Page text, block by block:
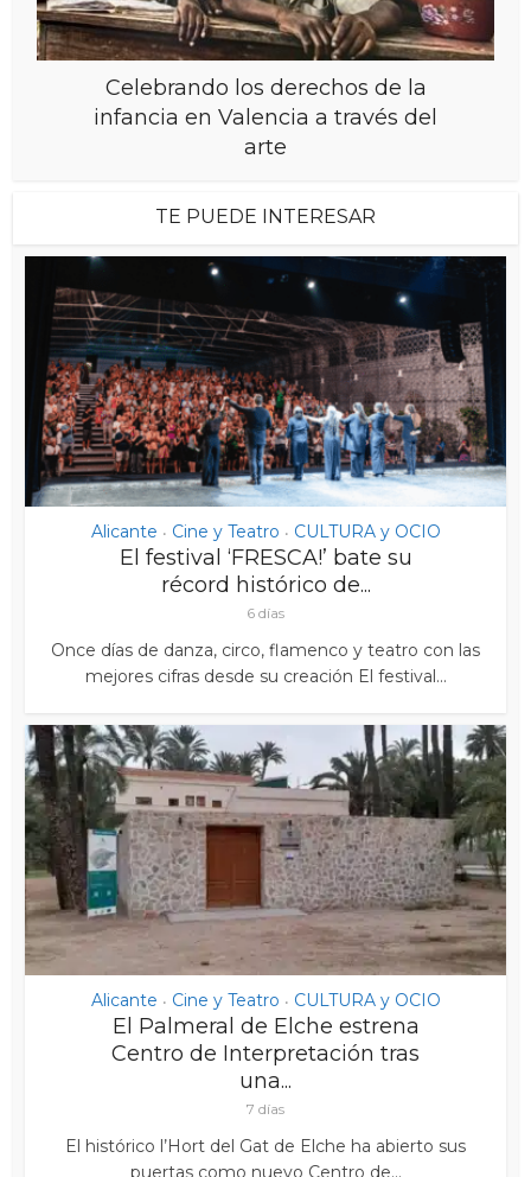
Celebrando los derechos de la
infancia en Valencia a través del
arte
TE PUEDE INTERESAR
Alicante • Cine y Teatro • CULTURA y OCIO
El festival ‘FRESCA!’ bate su
récord histórico de...
6 días
Once días de danza, circo, flamenco y teatro con las
mejores cifras desde su creación El festival...
Alicante • Cine y Teatro • CULTURA y OCIO
El Palmeral de Elche estrena
Centro de Interpretación tras
una...
7 días
El histórico l’Hort del Gat de Elche ha abierto sus
puertas como nuevo Centro de...